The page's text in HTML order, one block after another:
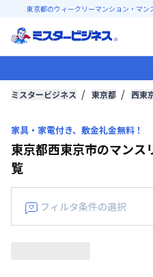
東京都のウィークリーマンション・マ
ミスタービジネス 東京都 西東
家具・家電付き、敷金礼金無料！
東京都西東京市のマンス
覧
フィルタ条件の選択